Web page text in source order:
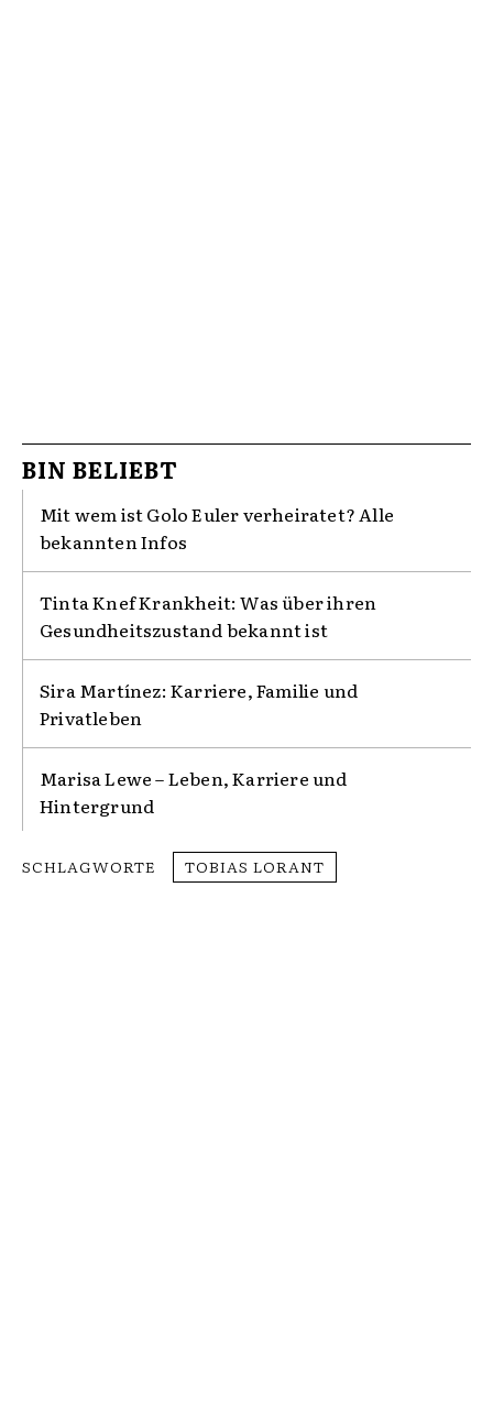
BIN BELIEBT
Mit wem ist Golo Euler verheiratet? Alle
bekannten Infos
Tinta Knef Krankheit: Was über ihren
Gesundheitszustand bekannt ist
Sira Martínez: Karriere, Familie und
Privatleben
Marisa Lewe – Leben, Karriere und
Hintergrund
SCHLAGWORTE TOBIAS LORANT